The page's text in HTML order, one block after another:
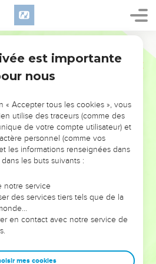
L’ÉVÉNEMENT
!
POUVAIENT VOUS ÉVITER LES
VOTRES ?
on voit moins les doutes, les erreurs
ont traversés, alors même que ce
qui les ont façonnés.
entrepreneurs, et responsables
de sagesse afin que leurs erreurs
est importante
nous
« Accepter tous les cookies », vous
utilise des traceurs (comme des
de votre compte utilisateur) et
personnel (comme vos
les informations renseignées dans
les buts suivants :
notre service
des services tiers tels que de la
en contact avec notre service de
mes cookies